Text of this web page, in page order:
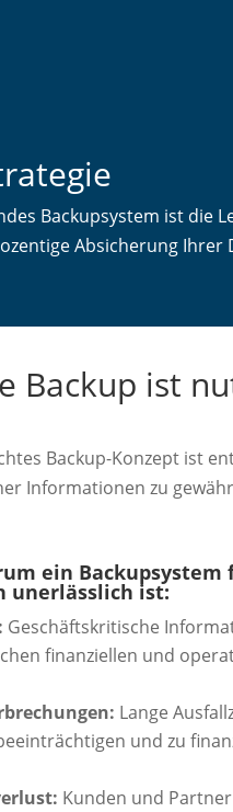
Backupsystem ist die
Absicherung
Backup ist
Backup-Konzept ist
Informationen zu
ein Backupsystem
unerlässlich ist:
Geschäftskritische
finanziellen und
Lange
und zu
Kunden und